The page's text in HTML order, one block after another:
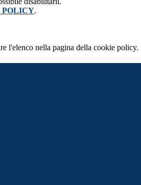
POLICY.
l'elenco nella pagina della cookie policy.